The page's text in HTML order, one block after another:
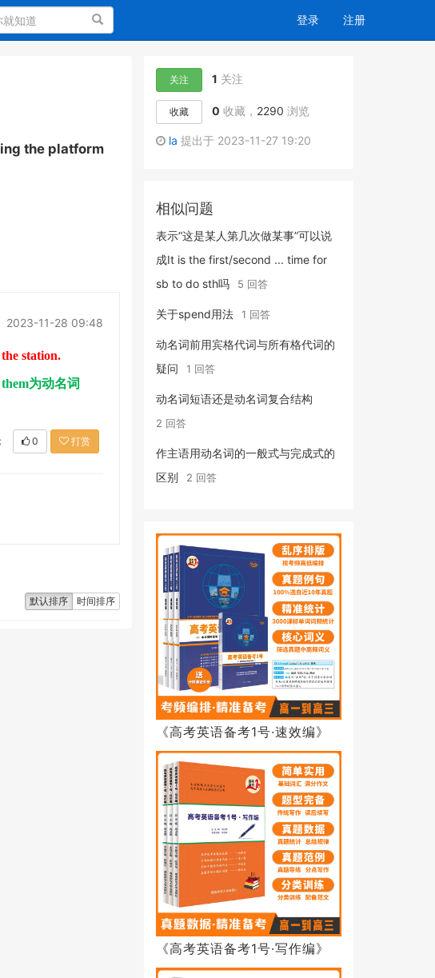
搜索 登录 注册
the platform
2023-11-28 09:48
station.
them为动名词
0 打赏
默认排序 时间排序
关注 1 关注
收藏 0 收藏， 2290 浏览
la 提出于 2023-11-27 19:20
相似问题
表示“这是某人第几次做某事”可以说
成It is the first/second ... time for
sb to do sth吗
5 回答
关于spend用法 1 回答
动名词前用宾格代词与所有格代词的
疑问
1 回答
动名词短语还是动名词复合结构
2 回答
作主语用动名词的一般式与完成式的
区别
2 回答
《高考英语备考1号·速效编》
《高考英语备考1号·写作编》